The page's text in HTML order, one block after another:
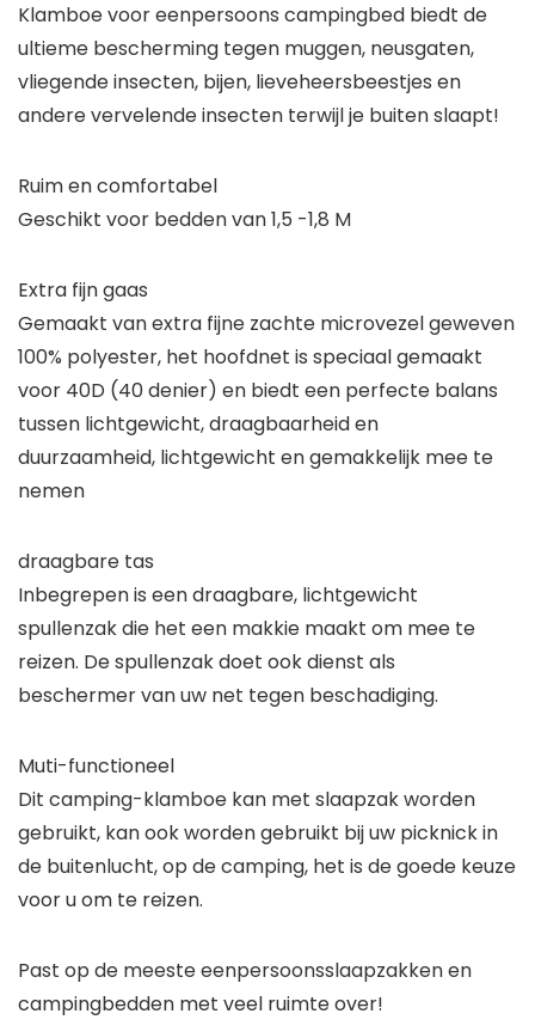
Klamboe voor eenpersoons campingbed biedt de
ultieme bescherming tegen muggen, neusgaten,
vliegende insecten, bijen, lieveheersbeestjes en
andere vervelende insecten terwijl je buiten slaapt!
Ruim en comfortabel
Geschikt voor bedden van 1,5 -1,8 M
Extra fijn gaas
Gemaakt van extra fijne zachte microvezel geweven
100% polyester, het hoofdnet is speciaal gemaakt
voor 40D (40 denier) en biedt een perfecte balans
tussen lichtgewicht, draagbaarheid en
duurzaamheid, lichtgewicht en gemakkelijk mee te
nemen
draagbare tas
Inbegrepen is een draagbare, lichtgewicht
spullenzak die het een makkie maakt om mee te
reizen. De spullenzak doet ook dienst als
beschermer van uw net tegen beschadiging.
Muti-functioneel
Dit camping-klamboe kan met slaapzak worden
gebruikt, kan ook worden gebruikt bij uw picknick in
de buitenlucht, op de camping, het is de goede keuze
voor u om te reizen.
Past op de meeste eenpersoonsslaapzakken en
campingbedden met veel ruimte over!